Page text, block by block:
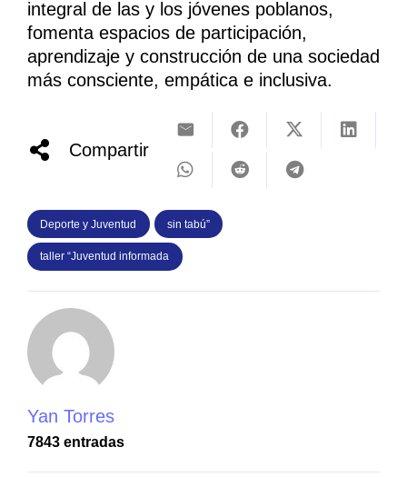
integral de las y los jóvenes poblanos,
fomenta espacios de participación,
aprendizaje y construcción de una sociedad
más consciente, empática e inclusiva.
Compartir
Deporte y Juventud sin tabú”
taller “Juventud informada
Yan Torres
7843 entradas